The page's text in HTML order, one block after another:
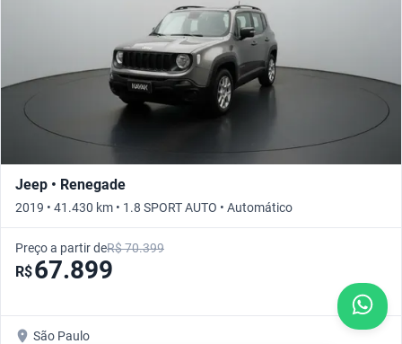
Jeep • Renegade
2019 • 41.430 km • 1.8 SPORT AUTO • Automático
Preço a partir deR$ 70.399
R$67.899
São Paulo